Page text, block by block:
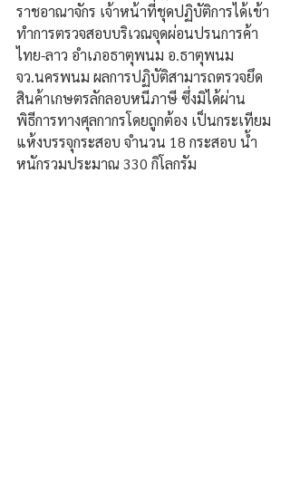
ราชอาณาจักร เจ้าหน้าที่ชุดปฏิบัติการได้เข้า
ทำการตรวจสอบบริเวณจุดผ่อนปรนการค้า
ไทย-ลาว อำเภอธาตุพนม อ.ธาตุพนม
จว.นครพนม ผลการปฏิบัติสามารถตรวจยึด
สินค้าเกษตรลักลอบหนีภาษี ซึ่งมิได้ผ่าน
พิธีการทางศุลกากรโดยถูกต้อง เป็นกระเทียม
แห้งบรรจุกระสอบ จำนวน 18 กระสอบ น้ำ
หนักรวมประมาณ 330 กิโลกรัม